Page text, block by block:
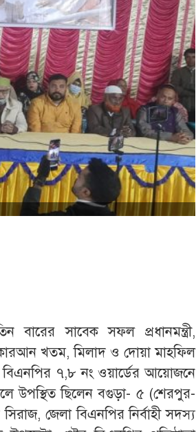
বারের সাবেক সফল প্রধানমন্ত্রী,
খতম, মিলাদ ও দোয়া মাহফিল
বিএনপির ৭,৮ নং ওয়ার্ডের আয়োজনে
উপস্থিত ছিলেন বগুড়া- ৫ (শেরপুর-
জেলা বিএনপির নির্বাহী সদস্য